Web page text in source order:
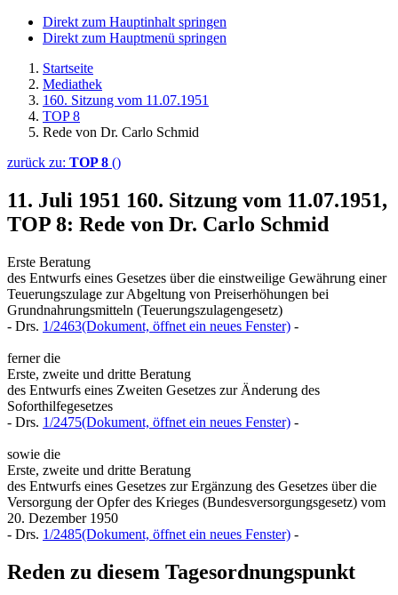
Direkt zum Hauptinhalt springen
Direkt zum Hauptmenü springen
Startseite
Mediathek
160. Sitzung vom 11.07.1951
TOP 8
Rede von Dr. Carlo Schmid
zurück zu: TOP 8 ()
11. Juli 1951 160. Sitzung vom 11.07.1951,
TOP 8: Rede von Dr. Carlo Schmid
Erste Beratung
des Entwurfs eines Gesetzes über die einstweilige Gewährung einer
Teuerungszulage zur Abgeltung von Preiserhöhungen bei
Grundnahrungsmitteln (Teuerungszulagengesetz)
- Drs. 1/2463(Dokument, öffnet ein neues Fenster) -
ferner die
Erste, zweite und dritte Beratung
des Entwurfs eines Zweiten Gesetzes zur Änderung des
Soforthilfegesetzes
- Drs. 1/2475(Dokument, öffnet ein neues Fenster) -
sowie die
Erste, zweite und dritte Beratung
des Entwurfs eines Gesetzes zur Ergänzung des Gesetzes über die
Versorgung der Opfer des Krieges (Bundesversorgungsgesetz) vom
20. Dezember 1950
- Drs. 1/2485(Dokument, öffnet ein neues Fenster) -
Reden zu diesem Tagesordnungspunkt